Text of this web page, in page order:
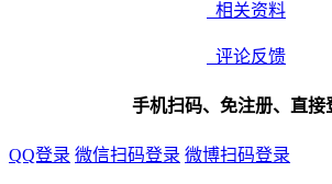
相关资料
评论反馈
手机扫码、免注册、直接
QQ登录 微信扫码登录 微博扫码登录